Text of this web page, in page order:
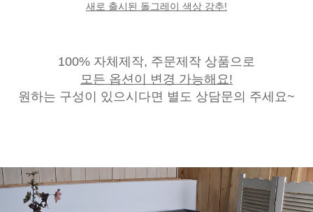
새로 출시된 돌그레이 색상 강추!
100% 자체제작, 주문제작 상품으로
모든 옵션이 변경 가능해요!
원하는 구성이 있으시다면 별도 상담문의 주세요~